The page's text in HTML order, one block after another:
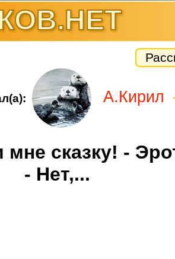
А.Кирил
сказку! -
- Нет,...